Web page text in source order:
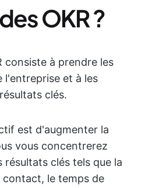
OKR ?
consiste à prendre les
l'entreprise et à les
clés.
est d'augmenter la
vous concentrerez
résultats clés tels que la
le temps de